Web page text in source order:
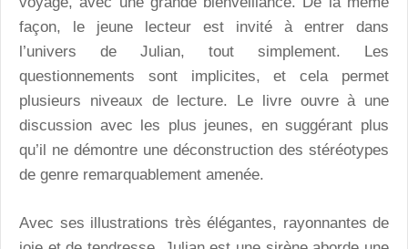
façon, le jeune lecteur est invité à entrer dans
l’univers de Julian, tout simplement. Les
questionnements sont implicites, et cela permet
plusieurs niveaux de lecture. Le livre ouvre à une
discussion avec les plus jeunes, en suggérant plus
qu’il ne démontre une déconstruction des stéréotypes
de genre remarquablement amenée.
Avec ses illustrations très élégantes, rayonnantes de